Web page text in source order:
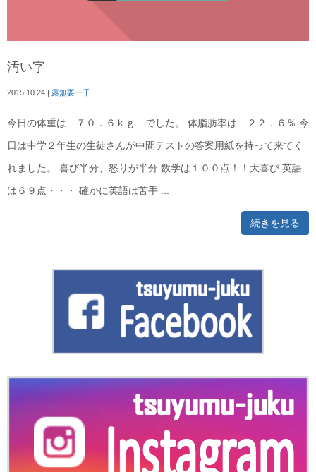
汚い字
2015.10.24 | 露無要一千
今日の体重は ７０．６ｋｇ でした。 体脂肪率は ２２．６％ 今
日は中学２年生の生徒さんが中間テストの答案用紙を持って来てく
れました。 喜び半分、怒りが半分 数学は１００点！！大喜び 英語
は６９点・・・ 確かに英語は苦手 ...
続きを見る